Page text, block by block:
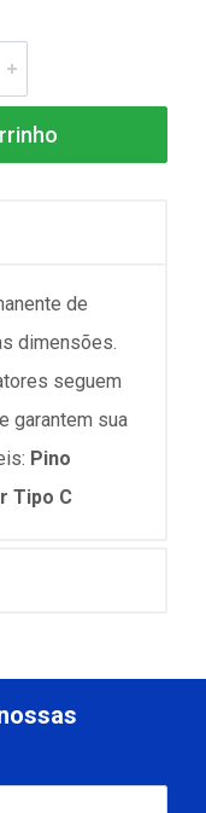
de
dimensões.
seguem
garantem sua
Pino
Tipo C